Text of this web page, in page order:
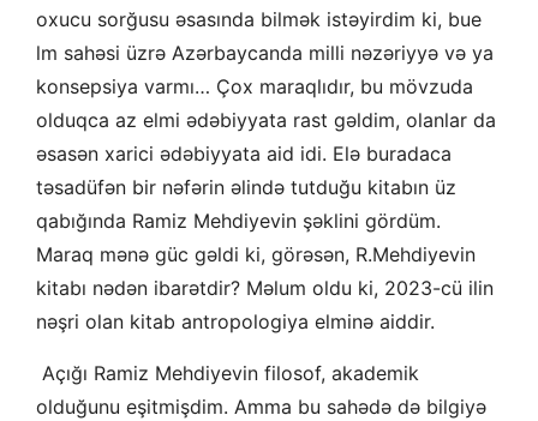
oxucu sorğusu əsasında bilmək istəyirdim ki, bue
lm sahəsi üzrə Azərbaycanda milli nəzəriyyə və ya
konsepsiya varmı… Çox maraqlıdır, bu mövzuda
olduqca az elmi ədəbiyyata rast gəldim, olanlar da
əsasən xarici ədəbiyyata aid idi. Elə buradaca
təsadüfən bir nəfərin əlində tutduğu kitabın üz
qabığında Ramiz Mehdiyevin şəklini gördüm.
Maraq mənə güc gəldi ki, görəsən, R.Mehdiyevin
kitabı nədən ibarətdir? Məlum oldu ki, 2023-cü ilin
nəşri olan kitab antropologiya elminə aiddir.
Açığı Ramiz Mehdiyevin filosof, akademik
olduğunu eşitmişdim. Amma bu sahədə də bilgiyə